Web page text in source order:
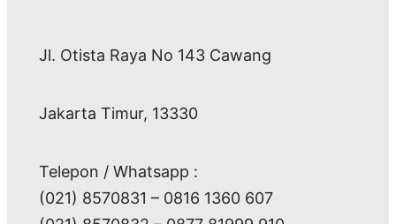
Jl. Otista Raya No 143 Cawang
Jakarta Timur, 13330
Telepon / Whatsapp :
(021) 8570831 – 0816 1360 607